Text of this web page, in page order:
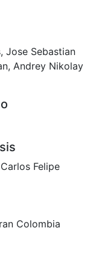
Jose Sebastian
Andrey Nikolay
Felipe
Colombia